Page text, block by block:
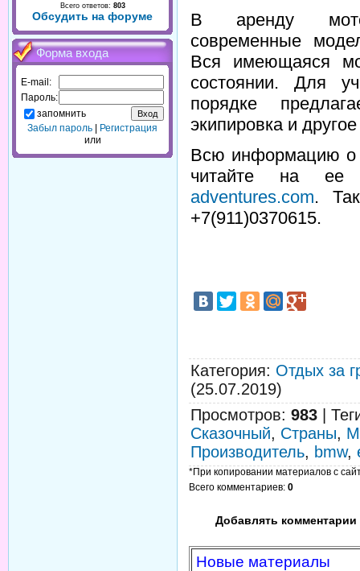
Всего ответов: 803
Обсудить на форуме
Форма входа
E-mail:
Пароль:
запомнить
Забыл пароль
Регистрация
или
В аренду
современные
Вся имеющаяся
состоянии. Для
порядке
экипировка и
Всю информацию о
читайте на ее
adventures.com.
+7(911)0370615.
Категория: Отдых за
(25.07.2019)
Просмотров: 983
Сказочный, Страны,
Производитель, bmw,
*При копировании материалов с
Всего комментариев: 0
Добавлять комментарии
Новые материалы